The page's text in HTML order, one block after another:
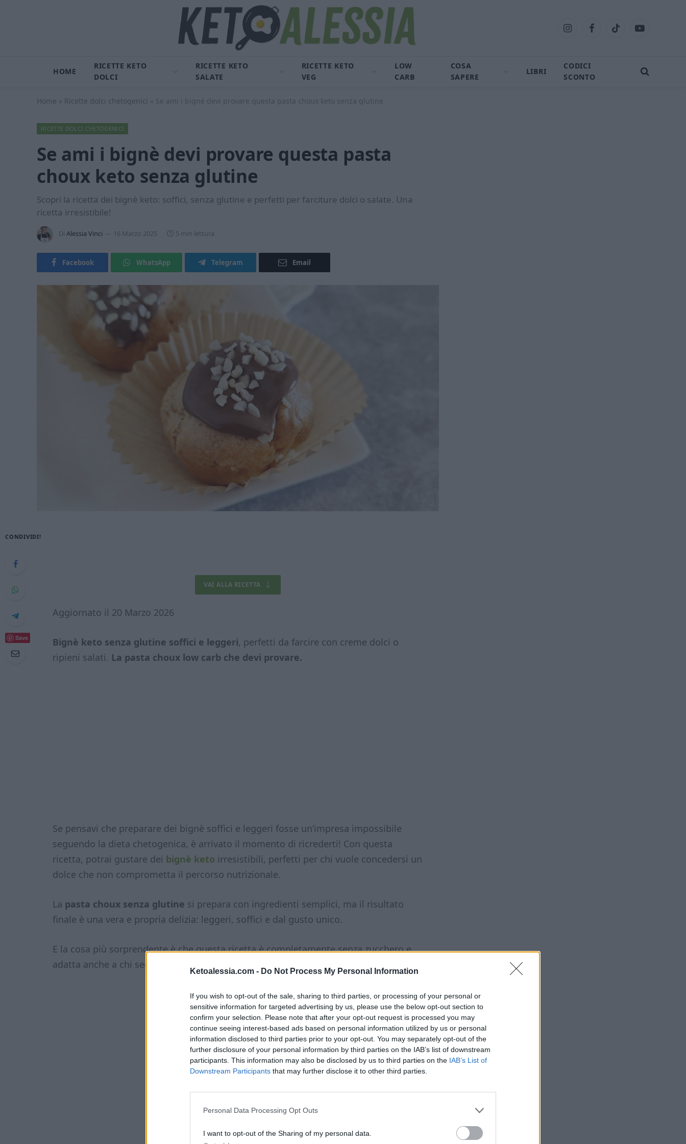
Ketoalessia.com - Do Not Process My Personal Information
If you wish to opt-out of the sale, sharing to third parties, or processing of your personal or
sensitive information for targeted advertising by us, please use the below opt-out section to
confirm your selection. Please note that after your opt-out request is processed you may
continue seeing interest-based ads based on personal information utilized by us or personal
information disclosed to third parties prior to your opt-out. You may separately opt-out of the
further disclosure of your personal information by third parties on the IAB’s list of downstream
participants. This information may also be disclosed by us to third parties on the IAB’s List of
Downstream Participants that may further disclose it to other third parties.
Personal Data Processing Opt Outs
I want to opt-out of the Sharing of my personal data.
InstagramFacebookTikTok YouTube
HOME
RICETTE KETO
DOLCI
RICETTE KETO
SALATE
RICETTE KETO
VEG
LOW
CARB
COSA
SAPERE
LIBRI
CODICI
SCONTO
Home » Ricette dolci chetogenici » Se ami i bignè devi provare questa pasta choux keto senza glutine
RICETTE DOLCI CHETOGENICI
Se ami i bignè devi provare questa pasta
choux keto senza glutine
Scopri la ricetta dei bignè keto: soffici, senza glutine e perfetti per farciture dolci o salate. Una
ricetta irresistibile!
Di Alessia Vinci 16 Marzo 2025 5 min lettura
Facebook WhatsApp Telegram Email
CONDIVIDI!
Save
VAI ALLA RICETTA
Aggiornato il 20 Marzo 2026
Bignè keto senza glutine soffici e leggeri, perfetti da farcire con creme dolci o
ripieni salati. La pasta choux low carb che devi provare.
Se pensavi che preparare dei bignè soffici e leggeri fosse un’impresa impossibile
seguendo la dieta chetogenica, è arrivato il momento di ricrederti! Con questa
ricetta, potrai gustare dei bignè keto irresistibili, perfetti per chi vuole concedersi un
dolce che non comprometta il percorso nutrizionale.
La pasta choux senza glutine si prepara con ingredienti semplici, ma il risultato
finale è una vera e propria delizia: leggeri, soffici e dal gusto unico.
E la cosa più sorprendente è che questa ricetta è completamente senza zucchero e
adatta anche a chi segue una dieta a basso contenuto di carboidrati!